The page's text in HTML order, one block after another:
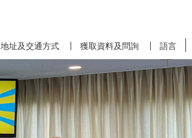
地址及交通方式 獲取資料及問詢 語言